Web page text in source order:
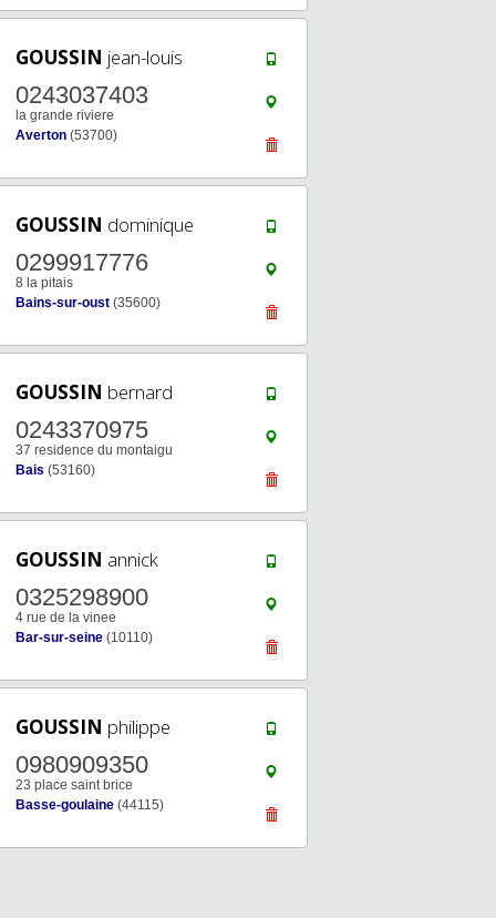
GOUSSIN jean-louis
0243037403
la grande riviere
Averton (53700)
GOUSSIN dominique
0299917776
8 la pitais
Bains-sur-oust (35600)
GOUSSIN bernard
0243370975
37 residence du montaigu
Bais (53160)
GOUSSIN annick
0325298900
4 rue de la vinee
Bar-sur-seine (10110)
GOUSSIN philippe
0980909350
23 place saint brice
Basse-goulaine (44115)